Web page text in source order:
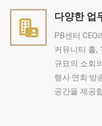
다양한 업
PB센터 CEO
커뮤니티 홀,
규묘의 소회
행사·연회·
공간을 제공